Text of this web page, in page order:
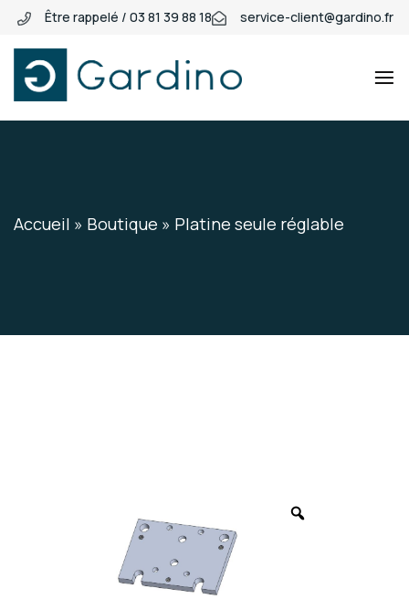
Être rappelé / 03 81 39 88 18 service-client@gardino.fr
Gardino
Gardino
Accueil » Boutique » Platine seule réglable